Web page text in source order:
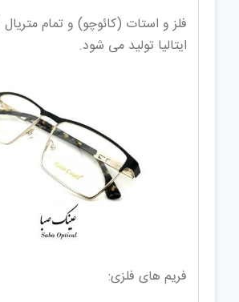
فلز و استات (کائوچو) و تمام متریال
ایتالیا تولید می شود.
فریم های فلزی: